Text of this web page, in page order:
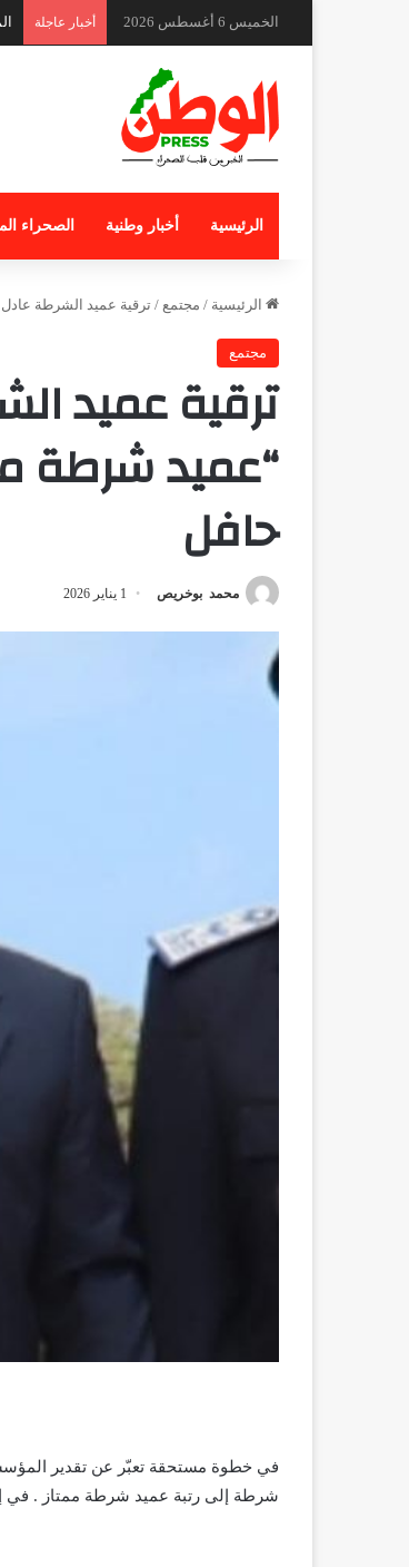
الخميس 6 أغسطس 2026 أخبار عاجلة
الرئيسية أخبار وطنية الصحراء
الرئيسية / مجتمع /ترقية عميد الشرطة
مجتمع
ترقية عميد
“عميد شرطة
حافل
محمد بوخريص 1 يناير 2026
في خطوة مستحقة تعبّر عن تقدير
شرطة إلى رتبة عميد شرطة ممتاز . في